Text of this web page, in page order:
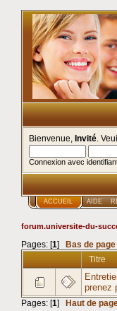
Bienvenue, Invité .
Connexion avec
ACCUEIL AIDE
forum.universite-du-
Pages: [1] Bas de page
Titre
prenez
Pages: [1] Haut de